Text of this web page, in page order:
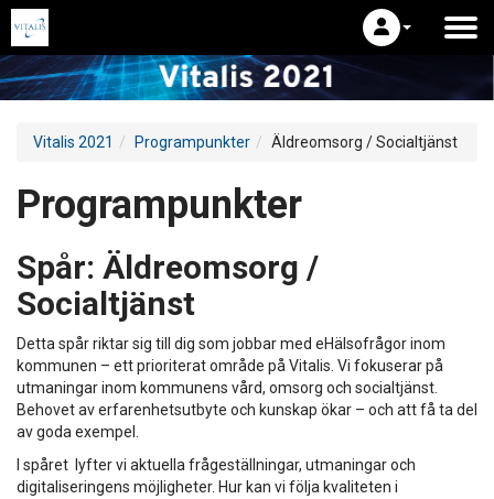
Vitalis 2021 Programpunkter Äldreomsorg / Socialtjänst
Programpunkter
Spår: Äldreomsorg /
Socialtjänst
Detta spår riktar sig till dig som jobbar med eHälsofrågor inom
kommunen – ett prioriterat område på Vitalis. Vi fokuserar på
utmaningar inom kommunens vård, omsorg och socialtjänst.
Behovet av erfarenhetsutbyte och kunskap ökar – och att få ta del
av goda exempel.
I spåret lyfter vi aktuella frågeställningar, utmaningar och
digitaliseringens möjligheter. Hur kan vi följa kvaliteten i